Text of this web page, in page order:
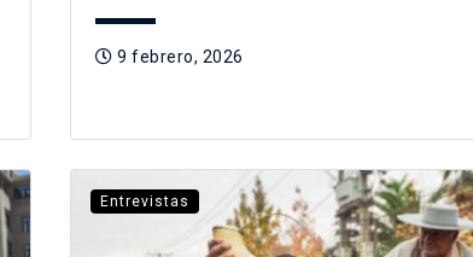
9 febrero, 2026
Entrevistas